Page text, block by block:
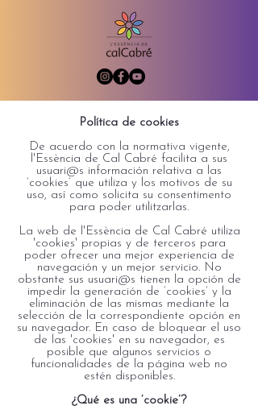
Política de cookies
De acuerdo con la normativa vigente,
l'Essència de Cal Cabré facilita a sus
usuari@s información relativa a las
‘cookies’ que utiliza y los motivos de su
uso, así como solicita su consentimento
para poder utilitzarlas.
La web de l'Essència de Cal Cabré utiliza
'cookies' propias y de terceros para
poder ofrecer una mejor experiencia de
navegación y un mejor servicio. No
obstante sus usuari@s tienen la opción de
impedir la generación de ‘cookies’ y la
eliminación de las mismas mediante la
selección de la correspondiente opción en
su navegador. En caso de bloquear el uso
de las 'cookies' en su navegador, es
posible que algunos servicios o
funcionalidades de la página web no
estén disponibles.
¿Qué es una ‘cookie’?